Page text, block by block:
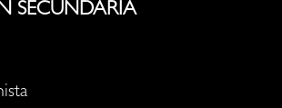
SECUNDARIA